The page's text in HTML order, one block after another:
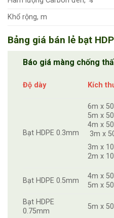
Khổ rộng, m
Bảng giá bán lẻ bạt
Báo giá màng chống
Độ dày Kích
Bạt HDPE 0.3mm
6m x
5m x
4m x
3m x
3m x
2m x
Bạt HDPE 0.5mm
4m x
5m x
Bạt HDPE
0.75mm
5m x